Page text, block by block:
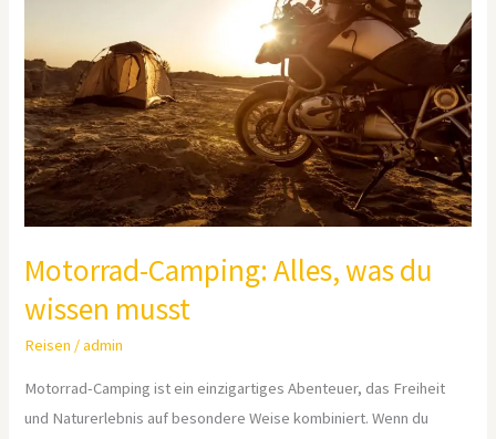
Motorrad-Camping: Alles, was du
wissen musst
Reisen /admin
Motorrad-Camping ist ein einzigartiges Abenteuer, das Freiheit
und Naturerlebnis auf besondere Weise kombiniert. Wenn du
du
wissen
musst